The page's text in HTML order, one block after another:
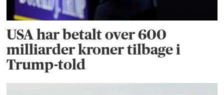
USA har betalt over 600
milliarder kroner tilbage i
Trump-told